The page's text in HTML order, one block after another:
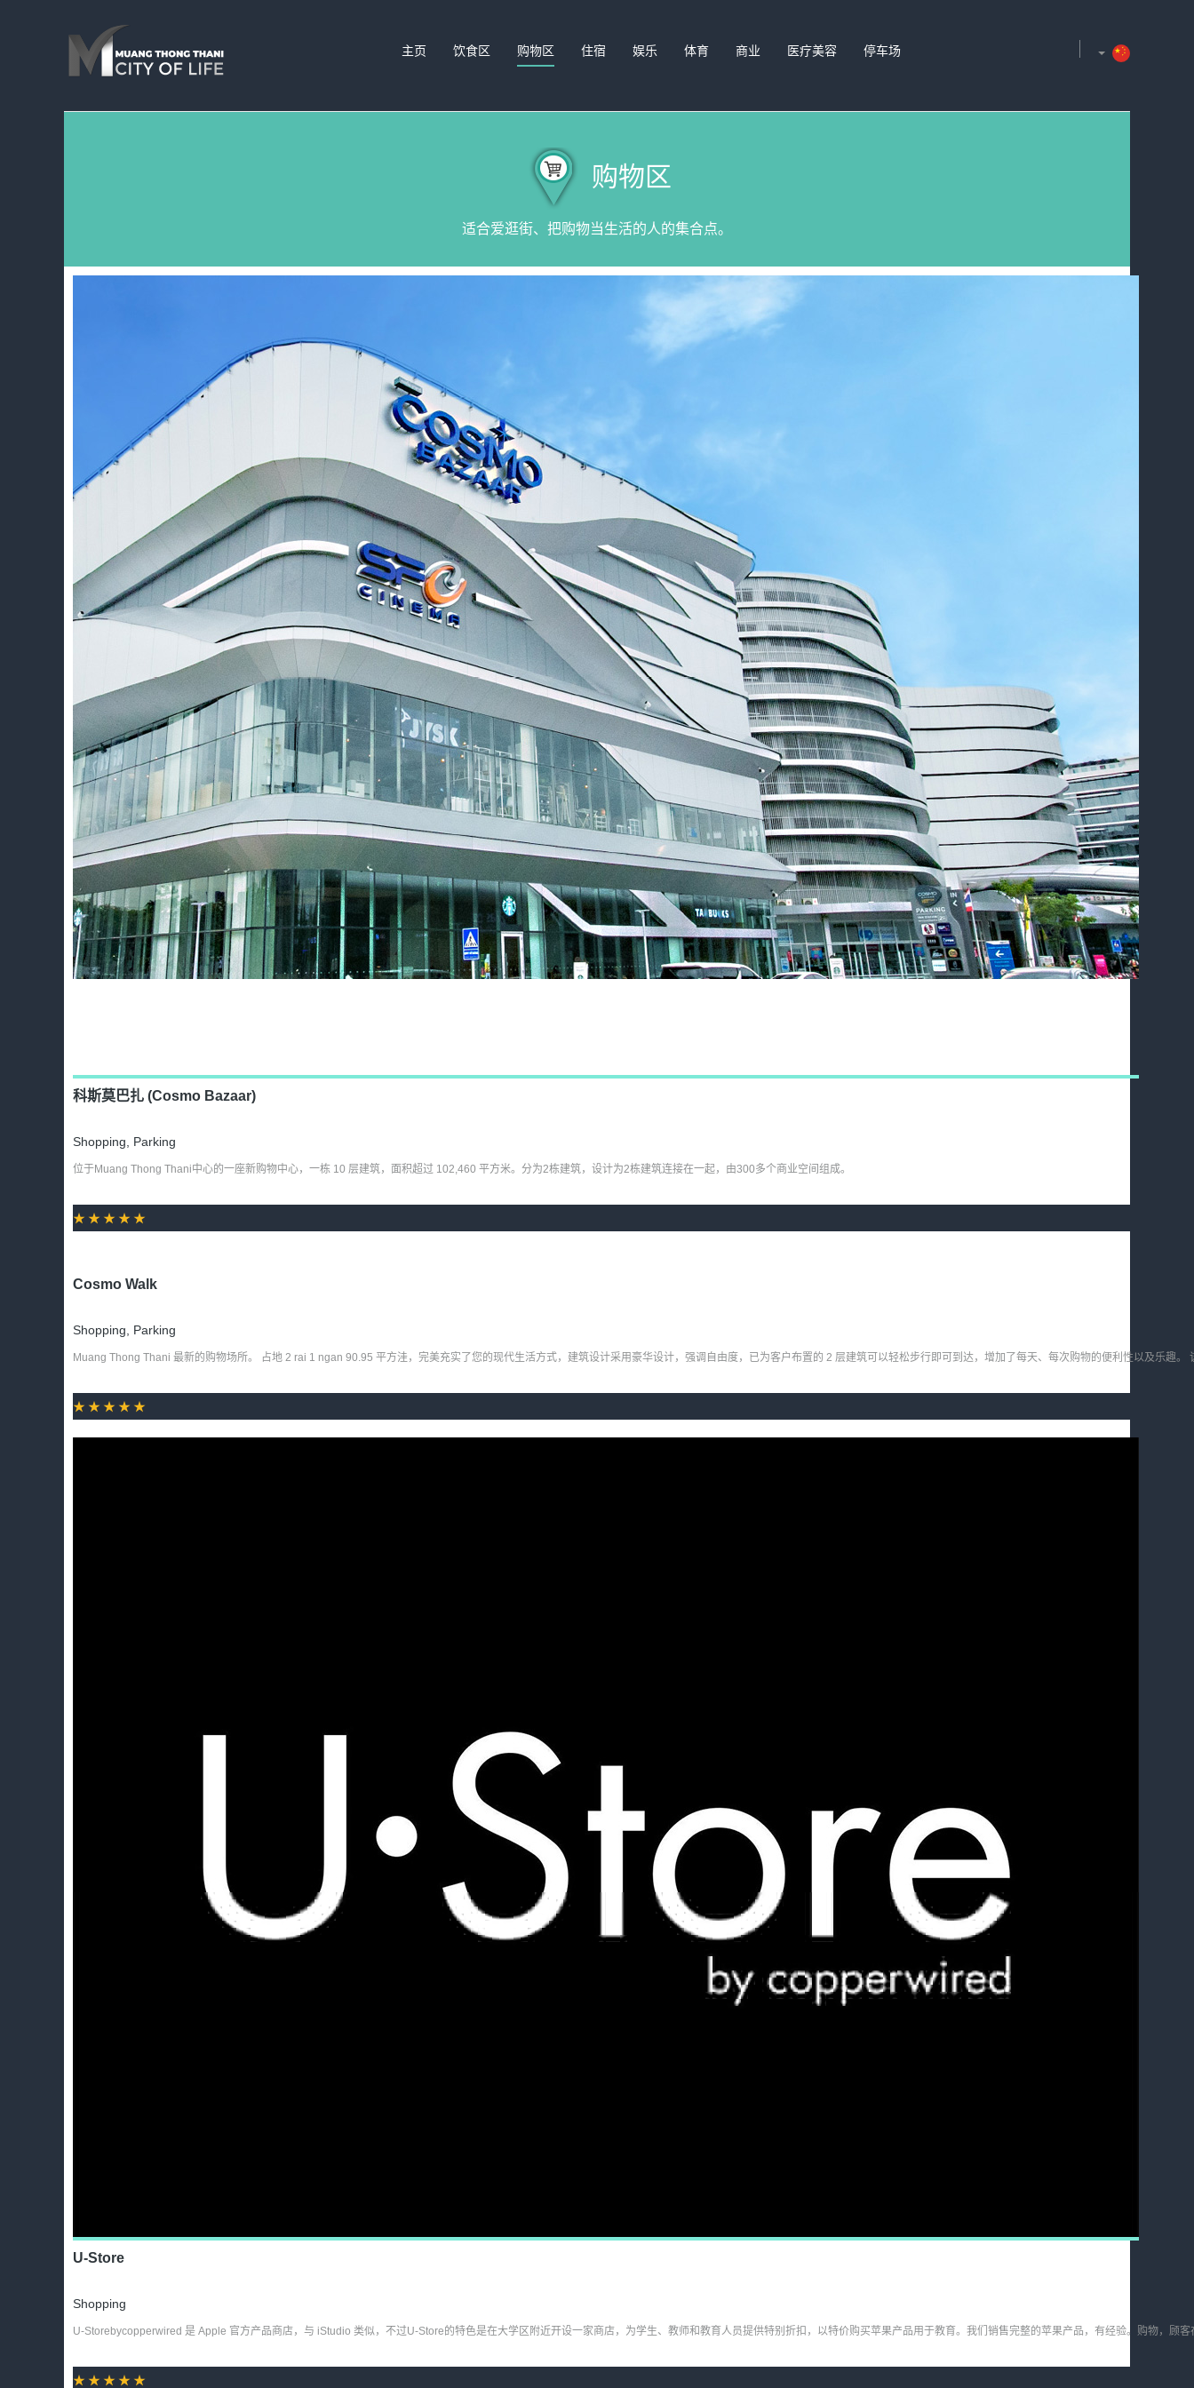
主页 饮食区 购物区 住宿 娱乐 体育 商业 医疗美容 停车场
购物区
适合爱逛街、把购物当生活的人的集合点。
科斯莫巴扎 (Cosmo Bazaar)
Shopping Parking
位于Muang Thong Thani中心的一座新购物中心，一栋 10 层建筑，面积超过 102,460 平方米。分为2栋建筑，设计为2栋建筑连接在一起，由300多个商业空间组成。
★★★★★
Cosmo Walk
Shopping Parking
Muang Thong Thani 最新的购物场所。 占地 2 rai 1 ngan 90.95 平方洼，完美充实了您的现代生活方式，建筑设计采用豪华设计，强调自由度，已为客户布置的 2 层建筑可以轻松步行即可到达，增加了每天、每次购物的便利性以及
★★★★★
U-Store
Shopping
U-Storebycopperwired 是 Apple 官方产品商店，与 iStudio 类似，不过U-Store的特色是在大学区附近开设一家商店，为学生、教师和教育人员提供特别折扣，以特价购买苹果产品用于教育。我们销售完整的苹果产品，有经验。购物，
★★★★★